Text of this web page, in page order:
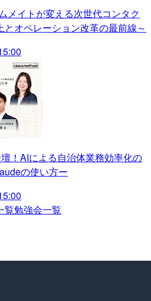
メイトが変える次世代コンタク
とオペレーション改革の最前線～
！AIによる自治体業務効率化の
の使い方ー
覧勉強会一覧